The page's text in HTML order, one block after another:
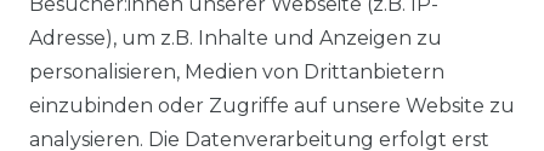
Casa Moda - Comfort Fit -
Bügelfreies Herren Business
langarm Hemd mit extra
langen Arm (006882)
Adresse), um z.B. Inhalte und Anzeigen zu
personalisieren, Medien von Drittanbietern
einzubinden oder Zugriffe auf unsere Website zu
analysieren. Die Datenverarbeitung erfolgt erst